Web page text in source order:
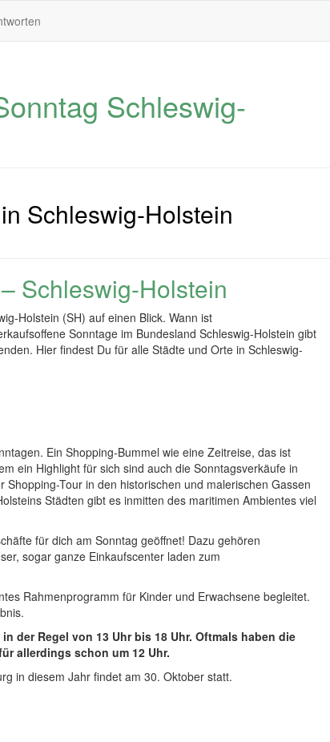
Schleswig-
Schleswig-Holstein
Schleswig-Holstein
Holstein (SH) auf einen Blick. Wann ist
Sonntage im Bundesland Schleswig-Holstein gibt
Hier findest Du für alle Städte und Orte in Schleswig-
Ein Shopping-Bummel wie eine Zeitreise, das ist
ein Highlight für sich sind auch die Sonntagsverkäufe in
Tour in den historischen und malerischen Gassen
Städten gibt es inmitten des maritimen Ambientes viel
für dich am Sonntag geöffnet! Dazu gehören
sogar ganze Einkaufscenter laden zum
Rahmenprogramm für Kinder und Erwachsene begleitet.
der Regel von 13 Uhr bis 18 Uhr. Oftmals haben die
allerdings schon um 12 Uhr.
in diesem Jahr findet am 30. Oktober statt.